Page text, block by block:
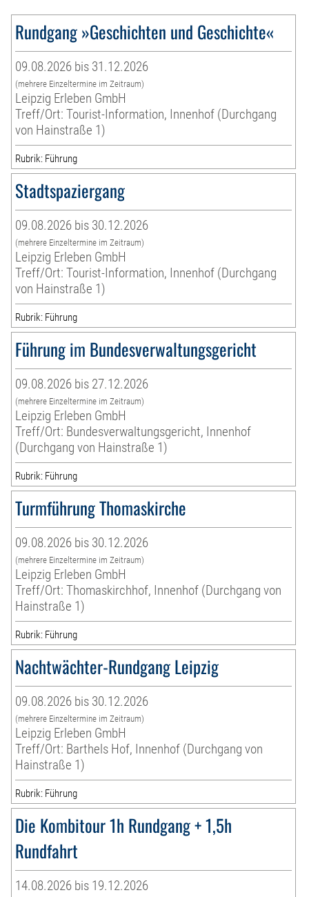
Rundgang »Geschichten und Geschichte«
09.08.2026 bis 31.12.2026
(mehrere Einzeltermine im Zeitraum)
Leipzig Erleben GmbH
Treff/Ort: Tourist-Information, Innenhof (Durchgang
von Hainstraße 1)
Rubrik: Führung
Stadtspaziergang
09.08.2026 bis 30.12.2026
(mehrere Einzeltermine im Zeitraum)
Leipzig Erleben GmbH
Treff/Ort: Tourist-Information, Innenhof (Durchgang
von Hainstraße 1)
Rubrik: Führung
Führung im Bundesverwaltungsgericht
09.08.2026 bis 27.12.2026
(mehrere Einzeltermine im Zeitraum)
Leipzig Erleben GmbH
Treff/Ort: Bundesverwaltungsgericht, Innenhof
(Durchgang von Hainstraße 1)
Rubrik: Führung
Turmführung Thomaskirche
09.08.2026 bis 30.12.2026
(mehrere Einzeltermine im Zeitraum)
Leipzig Erleben GmbH
Treff/Ort: Thomaskirchhof, Innenhof (Durchgang von
Hainstraße 1)
Rubrik: Führung
Nachtwächter-Rundgang Leipzig
09.08.2026 bis 30.12.2026
(mehrere Einzeltermine im Zeitraum)
Leipzig Erleben GmbH
Treff/Ort: Barthels Hof, Innenhof (Durchgang von
Hainstraße 1)
Rubrik: Führung
Die Kombitour 1h Rundgang + 1,5h
Rundfahrt
14.08.2026 bis 19.12.2026